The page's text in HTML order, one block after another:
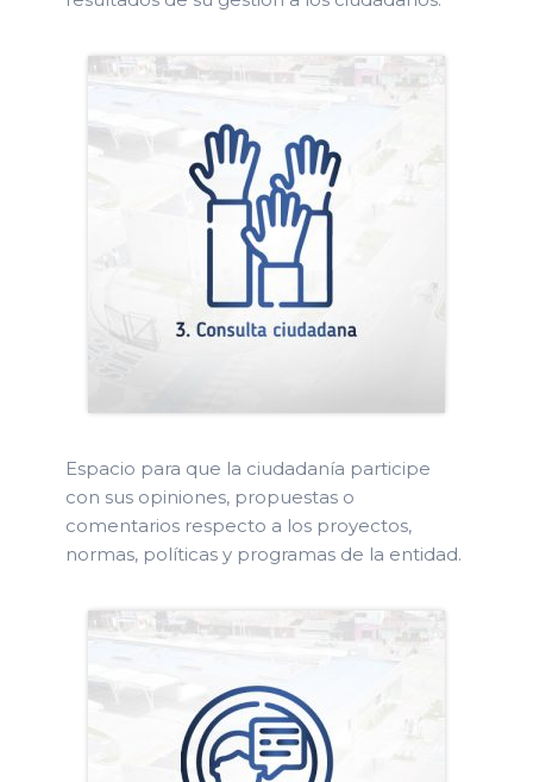
Espacio para que la ciudadanía participe
con sus opiniones, propuestas o
comentarios respecto a los proyectos,
normas, políticas y programas de la entidad.